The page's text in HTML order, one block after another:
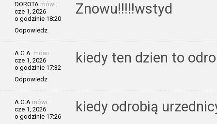
DOROTA mówi:
cze 1, 2026
o godzinie 18:20
Odpowiedz
Znowu!!!!!wstyd
A.G.A. mówi:
cze 1, 2026
o godzinie 17:32
Odpowiedz
kiedy ten dzien to
A.G.A mówi:
cze 1, 2026
o godzinie 17:26
kiedy odrobią